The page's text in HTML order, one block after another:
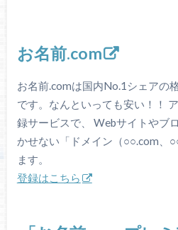
お名前.com
お名前.comは国内No.1シェアの
です。なんといっても安い！！
録サービスで、 Webサイトやブ
かせない「ドメイン（○○.com、
ます。
登録はこちら